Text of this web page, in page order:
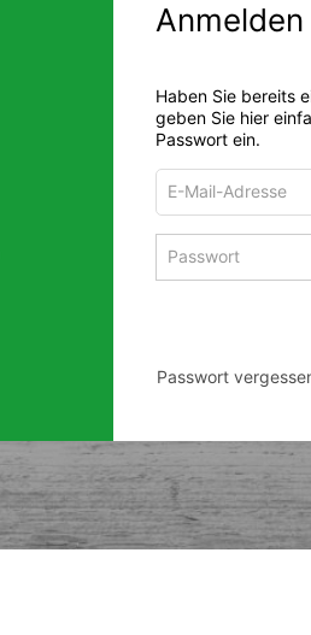
Anmelden
Haben Sie bereits
geben Sie hier
Passwort ein.
Adresse
zum
Anmelden
Passwort